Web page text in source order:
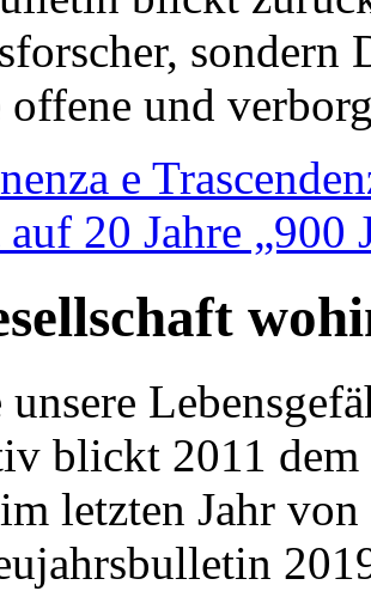
sondern
und
e
20 Jahre „900
unsere
blickt 2011
letzten Jahr